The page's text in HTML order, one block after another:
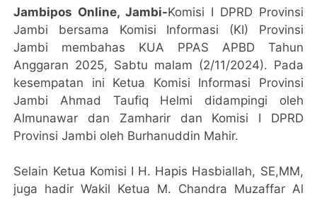
Jambipos Online, Jambi-Komisi I DPRD Provinsi
Jambi bersama Komisi Informasi (KI) Provinsi
Jambi membahas KUA PPAS APBD Tahun
Anggaran 2025, Sabtu malam (2/11/2024). Pada
kesempatan ini Ketua Komisi Informasi Provinsi
Jambi Ahmad Taufiq Helmi didampingi oleh
Almunawar dan Zamharir dan Komisi I DPRD
Provinsi Jambi oleh Burhanuddin Mahir.
Selain Ketua Komisi I H. Hapis Hasbiallah, SE,MM,
juga hadir Wakil Ketua M. Chandra Muzaffar Al